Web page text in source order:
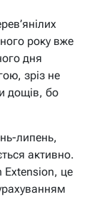
року вже
дня
зріз не
дощів, бо
липень,
активно.
це